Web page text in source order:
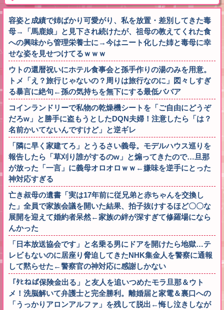
容姿と成績で姉ばかり可愛がり、私を放置・差別してきた毒
母→「馬鹿娘」と見下され続けたが、祖母の教えてくれた食
への興味から管理栄養士に→今はニート化した姉と毒母に幸
せな姿を見せつけてるｗｗｗ
ウトの還暦祝いにホテル食事会と孫手作りの湯のみを用意。
トメ「え？旅行じゃないの？周りは旅行なのに」図々しすぎ
る暴言に絶句←孫の気持ちを無下にする最低ババア
コインランドリーで私物の乾燥機シートを「ご自由にどうぞ
だろw」と勝手に盗もうとしたDQN夫婦！注意したら「は？
名前かいてないんですけど」と逆ギレ
「隣に早く家建てろ」とうるさい義母。モデルハウス巡りを
報告したら「草刈り誰がするのw」と煽ってきたので…旦那
が放った「一言」に義母オロオロｗｗ←嫌味を逆手にとった
神対応すぎる
亡き叔母の遺書「実は17年前に従兄弟と赤ちゃんを交換し
た」全員で家族会議を開いた結果、拍子抜けするほど〇〇な
展開を迎えて婚約者呆然←家族の絆が深すぎて修羅場になら
んかった
「日本放送協会です」と名乗る男にドアを開けたら地獄…テ
レビもないのに居座り脅迫してきたNHK集金人を警察に通報
して黙らせた←警察官の神対応に感謝しかない
「ﾀﾋねば保険金出る」と友人を追いつめたモラ旦那＆ウト
メ！洗脳解いて弁護士と完全勝利。離婚届と家電＆裏口への
「うっかりアロンアルファ」を残して脱出←悔し泣きしなが